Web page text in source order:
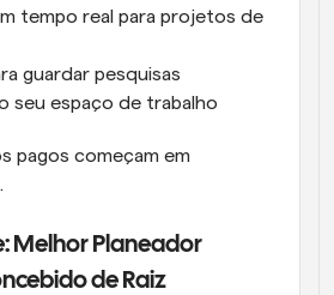
tempo real para projetos de
guardar pesquisas
seu espaço de trabalho
pagos começam em
Melhor Planeador
de Raiz